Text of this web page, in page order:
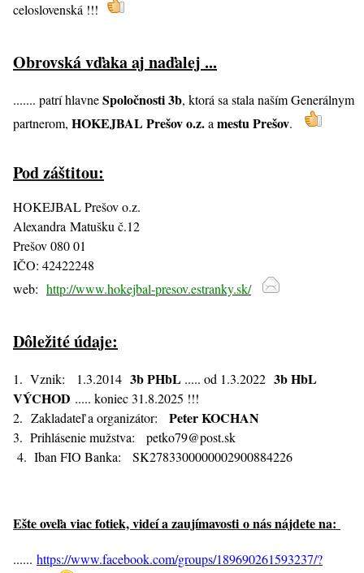
celoslovenská !!!
Obrovská vďaka aj naďalej ...
....... patrí hlavneSpoločnosti 3b, ktorá sa stala naším Generálnym
partnerom, HOKEJBAL Prešov o.z.a mestu Prešov.
Pod záštitou:
HOKEJBAL Prešov o.z.
Alexandra Matušku č.12
Prešov 080 01
IČO: 42422248
web: http://www.hokejbal-presov.estranky.sk/
Dôležité údaje:
1. Vznik: 1.3.2014 3b PHbL ..... od 1.3.2022 3b HbL
VÝCHOD ..... koniec 31.8.2025 !!!
2. Zakladateľ a organizátor: Peter KOCHAN
3. Prihlásenie mužstva:
petko79@post.sk
4. Iban FIO Banka: SK2783300000002900884226
Ešte oveľa viac fotiek, videí a zaujímavosti o nás nájdete na:
...... https://www.facebook.com/groups/189690261593237/?